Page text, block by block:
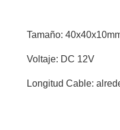
cantidad
Tamaño:
Voltaje: DC 12V
Longitud Cable: